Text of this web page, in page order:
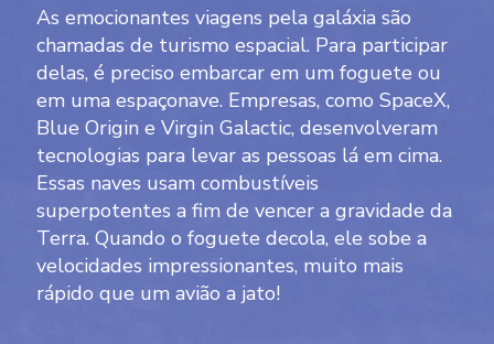
As emocionantes viagens pela galáxia são
chamadas de turismo espacial. Para participar
delas, é preciso embarcar em um foguete ou
em uma espaçonave. Empresas, como SpaceX,
Blue Origin e Virgin Galactic, desenvolveram
tecnologias para levar as pessoas lá em cima.
Essas naves usam combustíveis
superpotentes a fim de vencer a gravidade da
Terra. Quando o foguete decola, ele sobe a
velocidades impressionantes, muito mais
rápido que um avião a jato!